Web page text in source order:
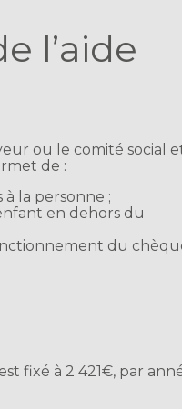
l’aide
ou le comité social
de :
à la personne ;
en dehors du
du
fixé à 2 421€, par